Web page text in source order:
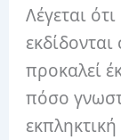
Λέγεται
προκαλεί
πόσο